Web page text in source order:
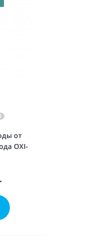
от
OXI-